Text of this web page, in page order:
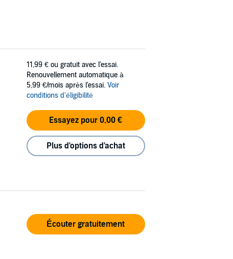
11,99 € ou gratuit avec l'essai.
Renouvellement automatique à
5,99 €/mois après l'essai. Voir
conditions d'éligibilité
Essayez pour 0,00 €
Plus d'options d'achat
Écouter gratuitement